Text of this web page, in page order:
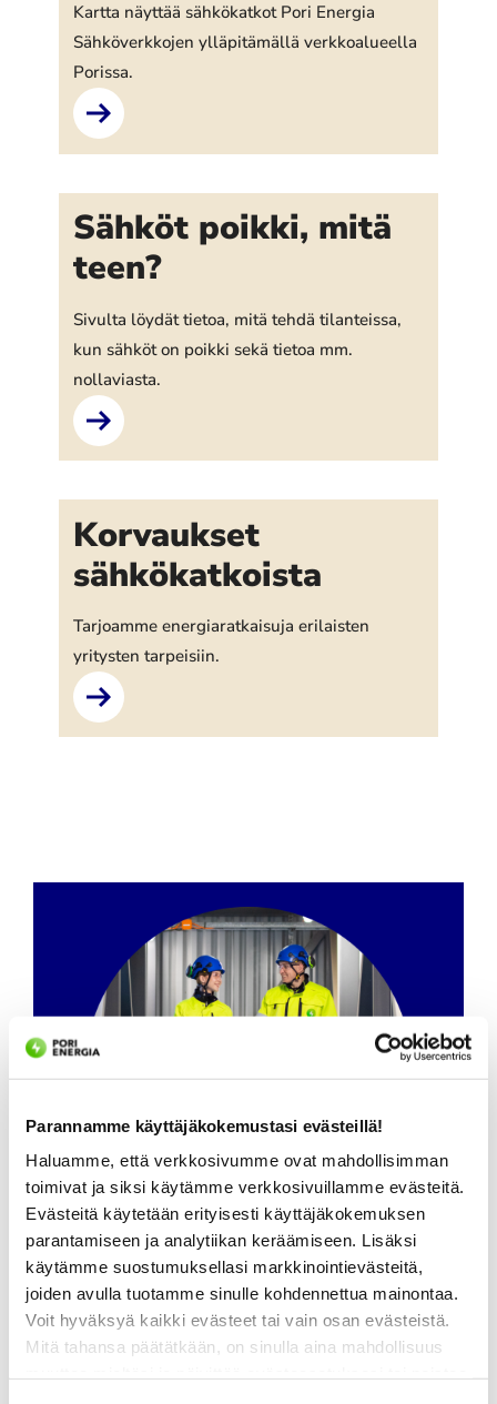
Parannamme käyttäjäkokemustasi evästeillä!
Haluamme, että verkkosivumme ovat mahdollisimman
toimivat ja siksi käytämme verkkosivuillamme evästeitä.
Evästeitä käytetään erityisesti käyttäjäkokemuksen
parantamiseen ja analytiikan keräämiseen. Lisäksi
käytämme suostumuksellasi markkinointievästeitä,
joiden avulla tuotamme sinulle kohdennettua mainontaa.
Voit hyväksyä kaikki evästeet tai vain osan evästeistä.
Mitä tahansa päätätkään, on sinulla aina mahdollisuus
Kartta näyttää sähkökatkot Pori Energia
Sähköverkkojen ylläpitämällä verkkoalueella
Porissa.
Sähköt poikki, mitä
teen?
Sivulta löydät tietoa, mitä tehdä tilanteissa,
kun sähköt on poikki sekä tietoa mm.
nollaviasta.
Korvaukset
sähkökatkoista
Tarjoamme energiaratkaisuja erilaisten
yritysten tarpeisiin.
Vikapalvelunumero avoinna
24/7!
VIKAPALVELU